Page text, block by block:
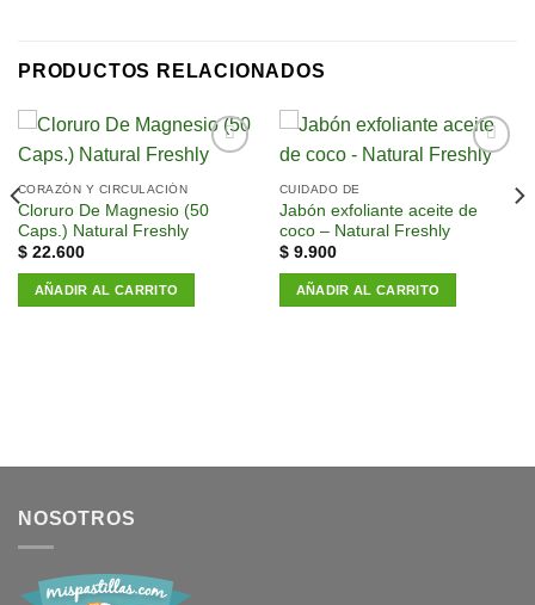
PRODUCTOS RELACIONADOS
lista de
deseos
CORAZÓN Y CIRCULACIÓN
Cloruro De Magnesio (50
Caps.) Natural Freshly
$22.600
AÑADIR AL CARRITO
lista de
deseos
CUIDADO DE
Jabón exfoliante aceite de
coco – Natural Freshly
$9.900
AÑADIR AL CARRITO
NOSOTROS